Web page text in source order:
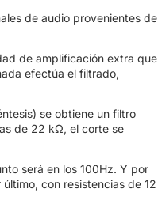
de audio provenientes de
de amplificación extra que
efectúa el filtrado,
se obtiene un filtro
de 22 kΩ, el corte se
será en los 100Hz. Y por
con resistencias de 12